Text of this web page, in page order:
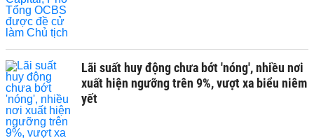
Lãi suất huy động chưa bớt 'nóng', nhiều nơi
xuất hiện ngưỡng trên 9%, vượt xa biểu niêm
yết